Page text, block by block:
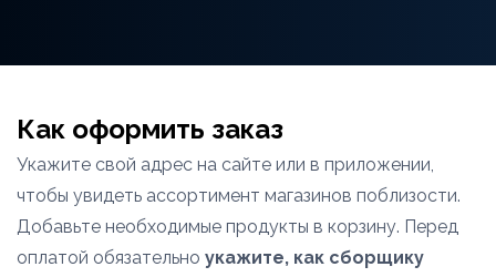
Как оформить заказ
Укажите свой адрес на сайте или в приложении,
чтобы увидеть ассортимент магазинов поблизости.
Добавьте необходимые продукты в корзину. Перед
оплатой обязательно укажите, как сборщику